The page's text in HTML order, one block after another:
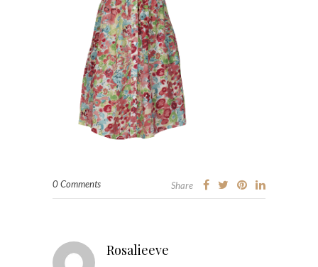
0 Comments Share
Rosalieeve